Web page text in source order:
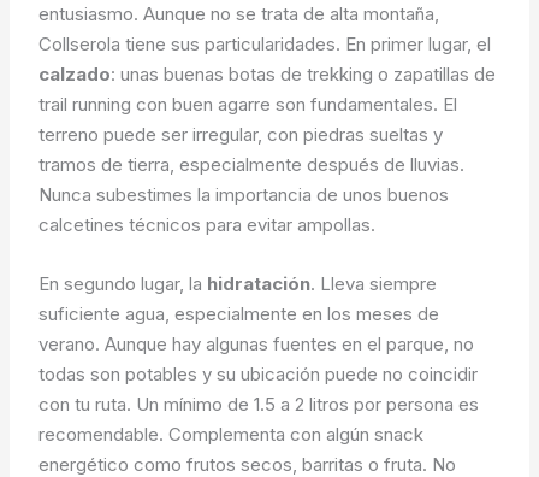
entusiasmo. Aunque no se trata de alta montaña,
Collserola tiene sus particularidades. En primer lugar, el
calzado: unas buenas botas de trekking o zapatillas de
trail running con buen agarre son fundamentales. El
terreno puede ser irregular, con piedras sueltas y
tramos de tierra, especialmente después de lluvias.
Nunca subestimes la importancia de unos buenos
calcetines técnicos para evitar ampollas.
En segundo lugar, la hidratación. Lleva siempre
suficiente agua, especialmente en los meses de
verano. Aunque hay algunas fuentes en el parque, no
todas son potables y su ubicación puede no coincidir
con tu ruta. Un mínimo de 1.5 a 2 litros por persona es
recomendable. Complementa con algún snack
energético como frutos secos, barritas o fruta. No